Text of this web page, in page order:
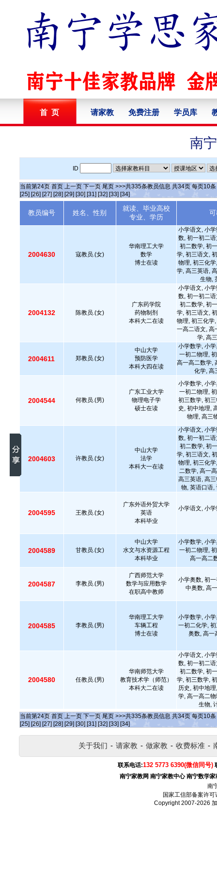
首 页 请家教 免费注册 学员库
南
ID
当前第24页 首页 上一页 下一页 尾页 >>>共335条教员信息 共34页 每页10条
[25] [26] [27] [28] [29] [30] [31] [32] [33] [34]
教员编号 姓名、性别
就读、毕业高校
专业、学历
2004630 寇教员.(女)
华南理工大学
数学
博士在读
小学语文, 小
数, 初一初二
初二数学, 初
学, 初三语文,
物理, 初三化
学, 高三英语,
生物,
2004132 陈教员.(女)
广东药学院
药物制剂
本科大二在读
小学语文, 小
数, 初一初二
初二数学, 初
学, 初三语文,
物理, 初三化学
一高二语文, 高
学, 高
2004611 郑教员.(女)
中山大学
预防医学
本科大四在读
小学数学, 小
一初二物理,
高一高二数学,
化学, 高
2004544 何教员.(男)
广东工业大学
物理电子学
硕士在读
小学数学, 小
一初二物理,
初三数学, 初
史, 初中地理,
物理, 高三
2004603 许教员.(女)
中山大学
法学
本科大一在读
小学语文, 小
数, 初一初二
初二数学, 初
学, 初三语文,
物理, 初三化
二数学, 高一
高三英语, 高
物, 英语口语,
2004595 王教员.(女)
广东外语外贸大学
英语
本科毕业
小学语文, 小
2004589 甘教员.(女)
中山大学
水文与水资源工程
本科毕业
小学数学, 小
一初二物理,
高一高二
2004587 李教员.(男)
广西师范大学
数学与应用数学
在职高中教师
小学奥数, 初
中奥数, 高
2004585 李教员.(男)
华南理工大学
车辆工程
博士在读
小学数学, 小
一初二化学,
奥数, 高一
2004580 任教员.(男)
华南师范大学
教育技术学（师范）
本科大二在读
小学语文, 小
数, 初一初二
初二数学, 初
学, 初三数学,
历史, 初中地
学, 高一高二
生物,
当前第24页 首页 上一页 下一页 尾页 >>>共335条教员信息 共34页 每页10条
[25] [26] [27] [28] [29] [30] [31] [32] [33] [34]
关于我们 - 请家教 - 做家教 - 收费标准 -
联系电话:132 5773 6390(微信同号)
南宁家教网 南宁家教中心 南宁数学家
南
国家工信部备案许可
Copyright 2007-2026